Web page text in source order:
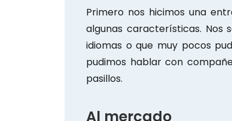
Primero nos hicimos una
algunas características. Nos
idiomas o que muy pocos
pudimos hablar con
pasillos.
Al mercado